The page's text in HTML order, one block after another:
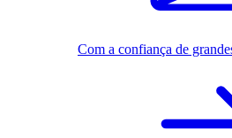
Com a confiança de